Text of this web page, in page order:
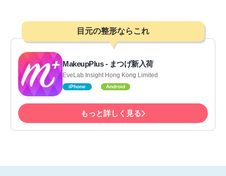
目元の整形ならこれ
MakeupPlus - まつげ新入荷
EveLab Insight Hong Kong Limited
iPhone Android
もっと詳しく見る